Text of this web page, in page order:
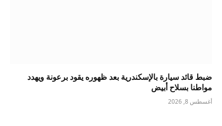
ضبط قائد سيارة بالإسكندرية بعد ظهوره يقود برعونة ويهدد
مواطنا بسلاح أبيض
أغسطس 8, 2026